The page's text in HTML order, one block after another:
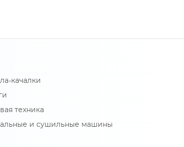
качалки
техника
и сушильные машины